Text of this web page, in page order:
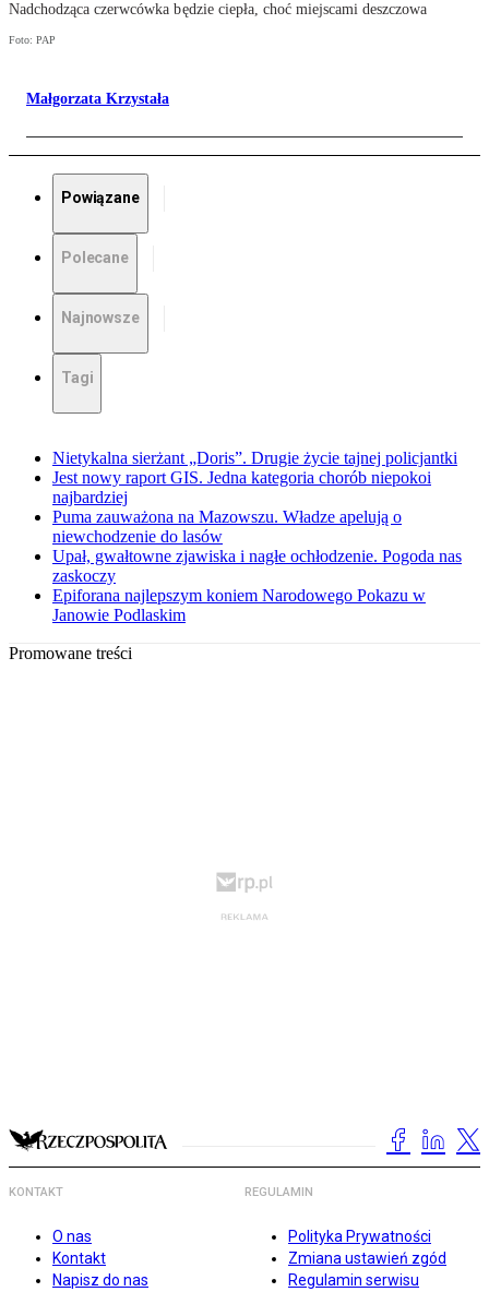
Nadchodząca czerwcówka będzie ciepła, choć miejscami deszczowa
Foto: PAP
Małgorzata Krzystała
Powiązane
Polecane
Najnowsze
Tagi
Nietykalna sierżant „Doris”. Drugie życie tajnej policjantki
Jest nowy raport GIS. Jedna kategoria chorób niepokoi
najbardziej
Puma zauważona na Mazowszu. Władze apelują o
niewchodzenie do lasów
Upał, gwałtowne zjawiska i nagłe ochłodzenie. Pogoda nas
zaskoczy
Epiforana najlepszym koniem Narodowego Pokazu w
Janowie Podlaskim
Promowane treści
KONTAKT
O nas
Kontakt
Napisz do nas
REGULAMIN
Polityka Prywatności
Zmiana ustawień zgód
Regulamin serwisu